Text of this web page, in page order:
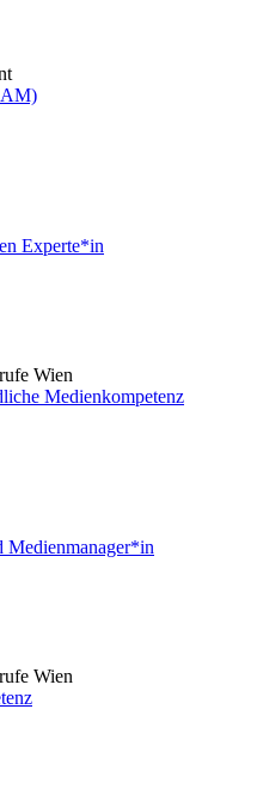
Experte*in
Wien
Medienkompetenz
Wien